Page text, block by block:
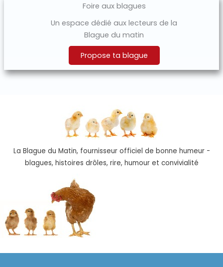
Foire aux blagues
Un espace dédié aux lecteurs de la
Blague du matin
Propose ta blague
La Blague du Matin, fournisseur officiel de bonne humeur -
blagues, histoires drôles, rire, humour et convivialité